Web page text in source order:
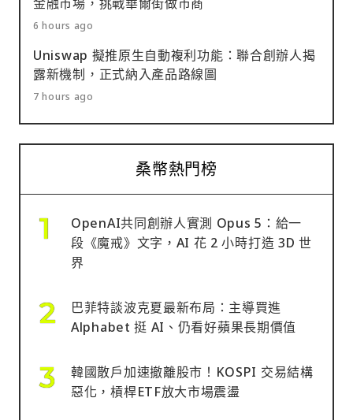
6 hours ago
Uniswap 擬推原生自動複利功能：聯合創辦人揭
露新機制，正式納入產品路線圖
7 hours ago
桑幣熱門榜
OpenAI共同創辦人實測 Opus 5：給一
段《魔戒》文字，AI 花 2 小時打造 3D 世
界
巴菲特談波克夏最新布局：主導買進
Alphabet 挺 AI、仍看好蘋果長期價值
韓國散戶加速撤離股市！KOSPI 交易結構
惡化，槓桿ETF放大市場震盪